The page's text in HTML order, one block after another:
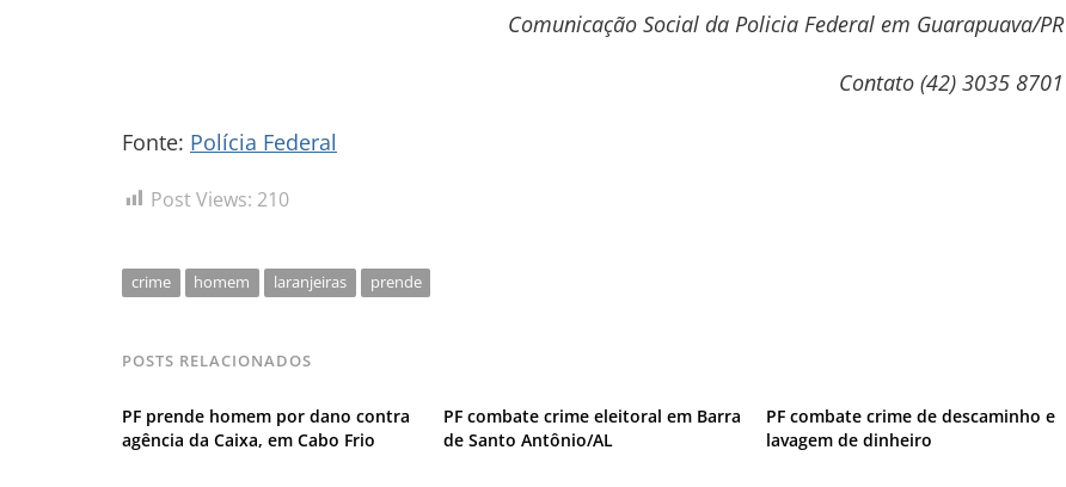
Comunicação Social da Policia Federal em Guarapuava/PR
Contato (42) 3035 8701
Fonte: Polícia Federal
Post Views: 210
crime homem laranjeiras prende
POSTS RELACIONADOS
PF prende homem por dano contra
agência da Caixa, em Cabo Frio
PF combate crime eleitoral em Barra
de Santo Antônio/AL
PF combate crime de descaminho e
lavagem de dinheiro